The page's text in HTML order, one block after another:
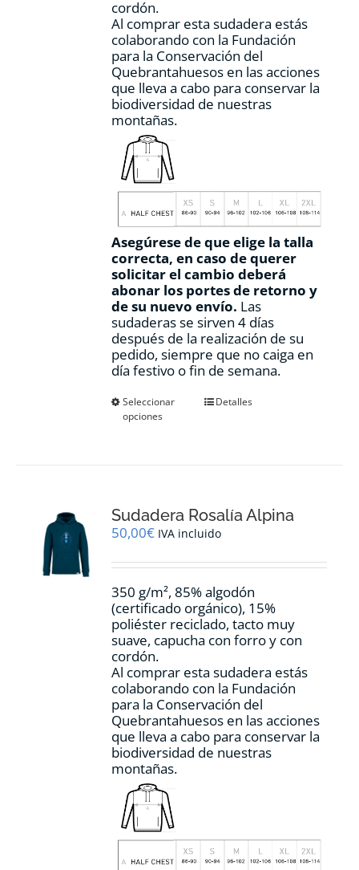
cordón.
Al comprar esta sudadera estás
colaborando con la Fundación
para la Conservación del
Quebrantahuesos en las acciones
que lleva a cabo para conservar la
biodiversidad de nuestras
montañas.
Asegúrese de que elige la talla
correcta, en caso de querer
solicitar el cambio deberá
abonar los portes de retorno y
de su nuevo envío. Las
sudaderas se sirven 4 días
después de la realización de su
pedido, siempre que no caiga en
día festivo o fin de semana.
Seleccionar
opciones
Este
se
pueden
en
página
de
producto
Detalles
Sudadera Rosalía Alpina
50,00€ IVA incluido
350 g/m², 85% algodón
(certificado orgánico), 15%
poliéster reciclado, tacto muy
suave, capucha con forro y con
cordón.
Al comprar esta sudadera estás
colaborando con la Fundación
para la Conservación del
Quebrantahuesos en las acciones
que lleva a cabo para conservar la
biodiversidad de nuestras
montañas.